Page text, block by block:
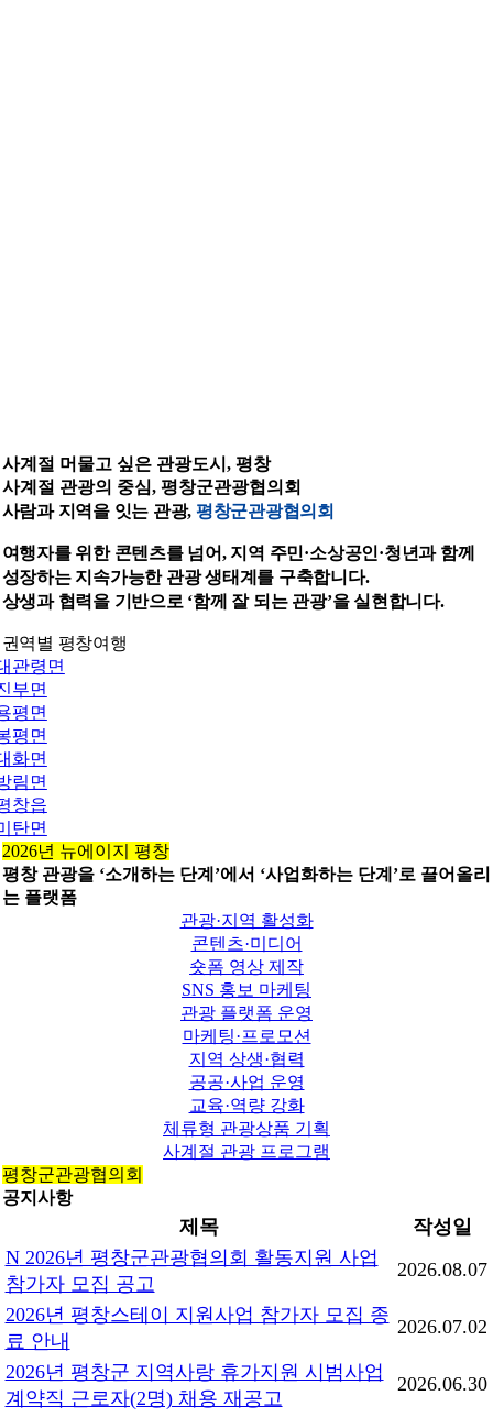
사계절 머물고 싶은 관광도시, 평창
사계절 관광의 중심, 평창군관광협의회
사람과 지역을 잇는 관광, 평창군관광협의회
여행자를 위한 콘텐츠를 넘어, 지역 주민·소상공인·청년과 함께
성장하는 지속가능한 관광 생태계를 구축합니다.
상생과 협력을 기반으로 ‘함께 잘 되는 관광’을 실현합니다.
권역별 평창여행
관령면
부면
평면
평면
화면
림면
창읍
탄면
2026년 뉴에이지 평창
평창 관광을 ‘소개하는 단계’에서 ‘사업화하는 단계’로 끌어올리
는 플랫폼
관광·지역 활성화
콘텐츠·미디어
숏폼 영상 제작
SNS 홍보 마케팅
관광 플랫폼 운영
마케팅·프로모션
지역 상생·협력
공공·사업 운영
교육·역량 강화
체류형 관광상품 기획
사계절 관광 프로그램
평창군관광협의회
공지사항
제목
작성일
N2026년 평창군관광협의회 활동지원 사업
참가자 모집 공고
2026.08.07
2026년 평창스테이 지원사업 참가자 모집 종
료 안내
2026.07.02
2026년 평창군 지역사랑 휴가지원 시범사업
계약직 근로자(2명) 채용 재공고
2026.06.30